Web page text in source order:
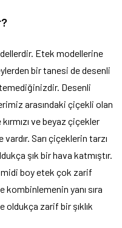
Etek modellerine
bir tanesi de desenli
Desenli
arasındaki çiçekli olan
ve beyaz çiçekler
vardır. Sarı çiçeklerin tarzı
şık bir hava katmıştır.
boy etek çok zarif
yanı sıra
zarif bir şıklık